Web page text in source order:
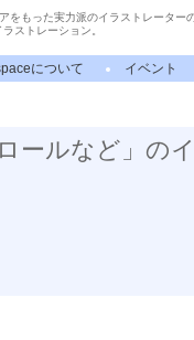
をもった実力派のイラストレーター
ストレーション。
について イベント
ールなど」の